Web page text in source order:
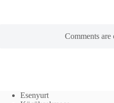
Comments are
Esenyurt